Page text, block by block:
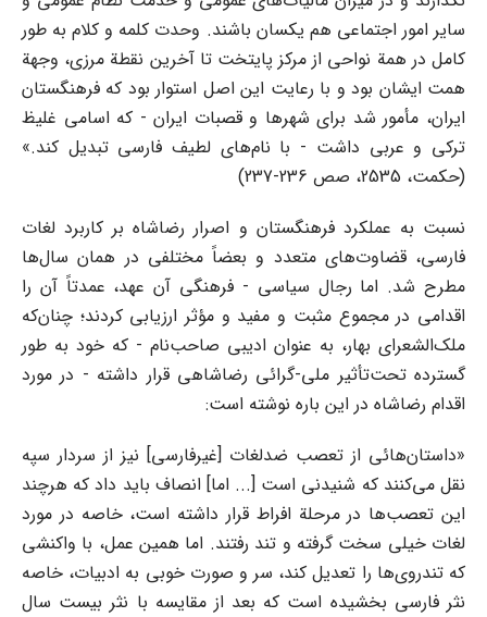
سایر امور اجتماعی هم یکسان باشند. وحدت کلمه و کلام به طور
کامل در همة نواحی از مرکز پایتخت تا آخرین نقطة مرزی، وجهة
همت ایشان بود و با رعایت این اصل استوار بود که فرهنگستان
ایران، مأمور شد برای شهرها و قصبات ایران - که اسامی غلیظ
ترکی و عربی داشت - با نام‌های لطیف فارسی تبدیل کند.»
(حکمت، 2535، صص 236-237)
نسبت به عملکرد فرهنگستان و اصرار رضاشاه بر کاربرد لغات
فارسی، قضاوت‌های متعدد و بعضاً مختلفی در همان سال‌ها
مطرح شد. اما رجال سیاسی - فرهنگی آن عهد، عمدتاً آن را
اقدامی در مجموع مثبت و مفید و مؤثر ارزیابی کردند؛ چنان‌که
ملک‌الشعرای بهار، به عنوان ادیبی صاحب‌نام - که خود به طور
گسترده تحت‌تأثیر ملی-گرائی رضاشاهی قرار داشته - در مورد
اقدام رضاشاه در این باره نوشته است:
«داستان‌هائی از تعصب ضدلغات [غیرفارسی] نیز از سردار سپه
نقل می‌کنند که شنیدنی است [... اما] انصاف باید داد که هرچند
این تعصب‌ها در مرحلة افراط قرار داشته است، خاصه در مورد
لغات خیلی سخت گرفته و تند رفتند. اما همین عمل، با واکنشی
که تندروی‌ها را تعدیل کند، سر و صورت خوبی به ادبیات، خاصه
نثر فارسی بخشیده است که بعد از مقایسه با نثر بیست‌ سال